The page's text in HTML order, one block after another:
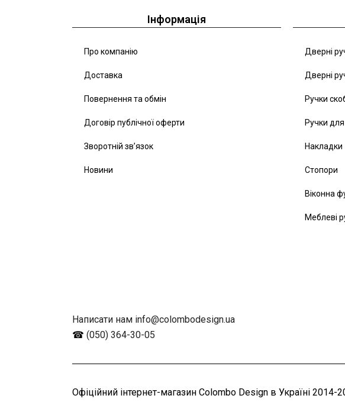
Інформація
Про компанію
Доставка
Повернення та обмін
Договір публічної оферти
Зворотній зв’язок
Новини
Дверні
Дверні
Ручки
Ручки
Накладки
Стопори
Віконна
Меблеві
Написати нам info@colombodesign.ua
☎ (050) 364-30-05
Офіційний інтернет-магазин Colombo Design в Україні 2014-